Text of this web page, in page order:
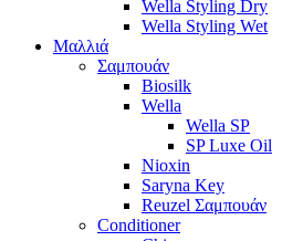
Wella Styling Dry
Wella Styling Wet
Μαλλιά
Σαμπουάν
Biosilk
Wella
Wella SP
SP Luxe Oil
Nioxin
Saryna Key
Reuzel Σαμπουάν
Conditioner